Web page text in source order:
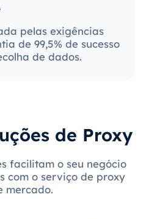
pelas exigências
de 99,5% de sucesso
de dados.
de Proxy
facilitam o seu negócio
com o serviço de proxy
mercado.